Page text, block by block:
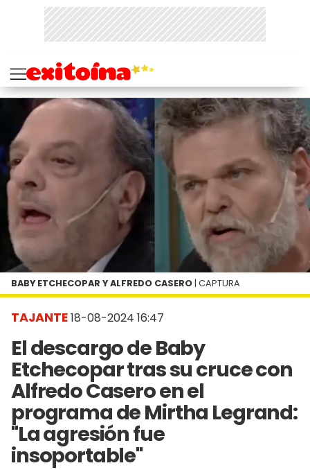
TAJANTE18-08-2024 16:47
El descargo de Baby
Etchecopar tras su cruce con
Alfredo Casero en el
programa de Mirtha Legrand:
"La agresión fue
insoportable"
BABY ETCHECOPAR Y ALFREDO CASERO | CAPTURA